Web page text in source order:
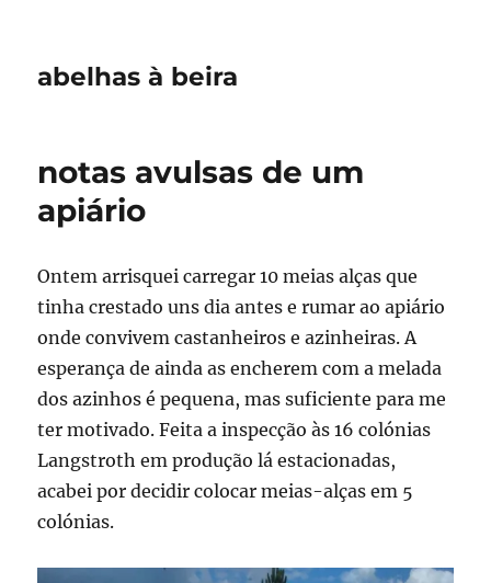
abelhas à beira
notas avulsas de um
apiário
Ontem arrisquei carregar 10 meias alças que
tinha crestado uns dia antes e rumar ao apiário
onde convivem castanheiros e azinheiras. A
esperança de ainda as encherem com a melada
dos azinhos é pequena, mas suficiente para me
ter motivado. Feita a inspecção às 16 colónias
Langstroth em produção lá estacionadas,
acabei por decidir colocar meias-alças em 5
colónias.